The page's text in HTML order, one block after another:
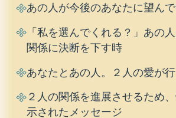
あの人が今後のあなたに望ん
「私を選んでくれる？」あの
関係に決断を下す時
あなたとあの人。２人の愛が
２人の関係を進展させるため
示されたメッセージ